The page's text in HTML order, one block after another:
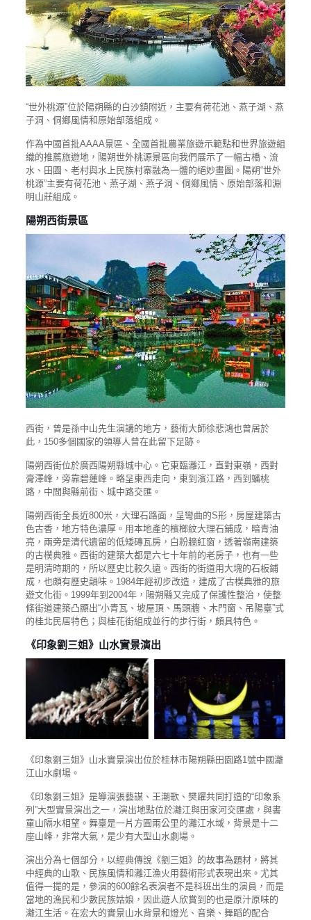
“世外桃源”位於陽朔縣的白沙鎮附近，主要有荷花池、燕子湖、燕
子洞、侗鄉風情和原始部落組成。
作為中國首批AAAA景區、全國首批農業旅遊示範點和世界旅遊組
織的推薦旅遊地，陽朔世外桃源景區向我們展示了一幅古橋、流
水、田園、老村與水上民族村寨融為一體的絕妙畫圖。陽朔“世外
桃源”主要有荷花池、燕子湖、燕子洞、侗鄉風情、原始部落和淵
明山莊組成。
陽朔西街景區
西街，曾是孫中山先生演講的地方，藝術大師徐悲鴻也曾居於
此，150多個國家的領導人曾在此留下足跡。
陽朔西街位於廣西陽朔縣城中心。它東臨灕江，直對東嶺，西對
膏澤峰，旁靠碧蓮峰。略呈東西走向，東到濱江路，西到蟠桃
路，中間與縣前街、城中路交匯。
陽朔西街全長近800米，大理石路面，呈彎曲的S形，房屋建築古
色古香，地方特色濃厚。用本地產的檳榔紋大理石鋪成，暗青油
亮，兩旁是清代遺留的低矮磚瓦房，白粉牆紅窗，透著嶺南建築
的古樸典雅。西街的建築大都是六七十年前的老房子，也有一些
是明清時期的，所以歷史比較久遠。西街的街道用大塊的石板鋪
成，也頗有歷史韻味。1984年經初步改造，建成了古樸典雅的旅
遊文化街。1999年到2004年，陽朔縣又完成了保護性整治，使整
條街道建築凸顯出“小青瓦、坡屋頂、馬頭牆、木門窗、吊陽臺”式
的桂北民居特色；與桂花街組成並行的步行街，頗具特色。
《印象劉三姐》山水實景演出
《印象劉三姐》山水實景演出位於桂林市陽朔縣田園路1號中國灕
江山水劇場。
《印象劉三姐》是導演張藝謀、王潮歌、樊躍共同打造的“印象系
列”大型實景演出之一，演出地點位於灕江與田家河交匯處，與書
童山隔水相望。舞臺是一片方圓兩公里的灕江水域，背景是十二
座山峰，非常大氣，是少有大型山水劇場。
演出分為七個部分，以經典傳說《劉三姐》的故事為題材，將其
中經典的山歌、民族風情和灕江漁火用藝術形式表現出來。尤其
值得一提的是，參演的600餘名表演者不是科班出生的演員，而是
當地的漁民和少數民族姑娘，因此遊人欣賞到的也是原汁原味的
灕江生活。在宏大的實景山水背景和燈光、音樂、舞蹈的配合